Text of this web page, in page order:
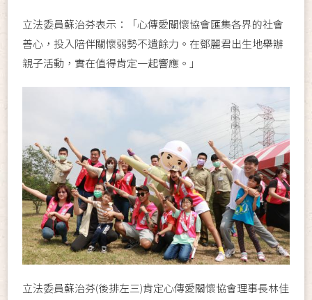
立法委員蘇治芬表示：「心傳愛關懷協會匯集各界的社會
善心，投入陪伴關懷弱勢不遺餘力。在鄧麗君出生地舉辦
親子活動，實在值得肯定一起響應。」
立法委員蘇治芬(後排左三)肯定心傳愛關懷協會理事長林佳